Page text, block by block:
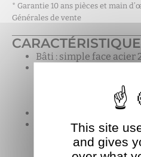
* Garantie 10 ans pièces et main
Générales de vente
Bâti : simple face acier
rigidité + protection
fixation par 8 tiges
4 modèles suivant
version 1 : 700 à
version 2 : 800 à
This site
and gives